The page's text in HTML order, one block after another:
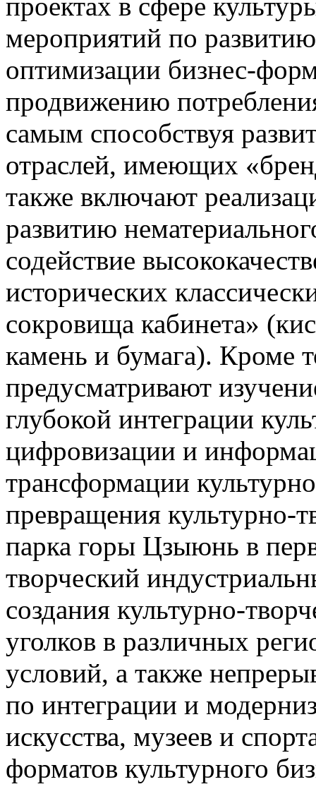
мероприятий по
оптимизации бизнес-
продвижению
самым способствуя
отраслей, имеющих
также включают
развитию
содействие
исторических
сокровища кабинета»
камень и бумага). Кроме
предусматривают
глубокой интеграции
цифровизации и
трансформации
превращения культурно-
парка горы Цзыюнь в
творческий
создания культурно-
уголков в различных
условий, а также
по интеграции и
искусства, музеев и
форматов культурного